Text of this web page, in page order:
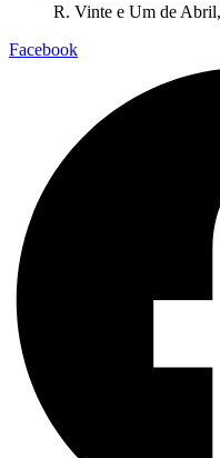
R. Vinte e Um de
Facebook